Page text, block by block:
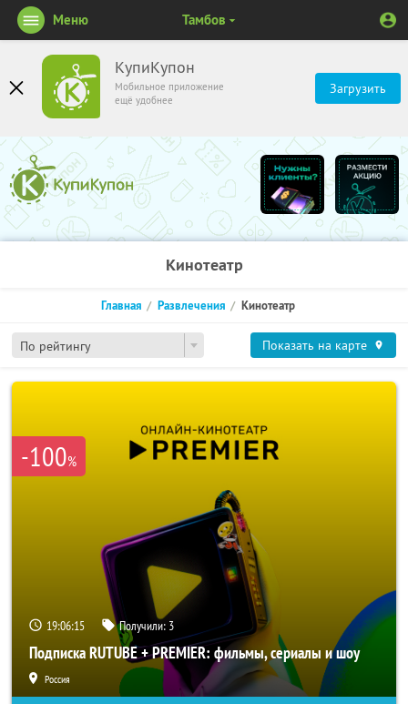
КупиКупон
Мобильное приложение
ещё удобнее
Загрузить
Меню Тамбов
Кинотеатр
По рейтингу
Главная Развлечения Кинотеатр
Показать на карте
-100%
19:06:15 Получили: 3
Подписка RUTUBE + PREMIER: фильмы, сериалы и шоу
Россия